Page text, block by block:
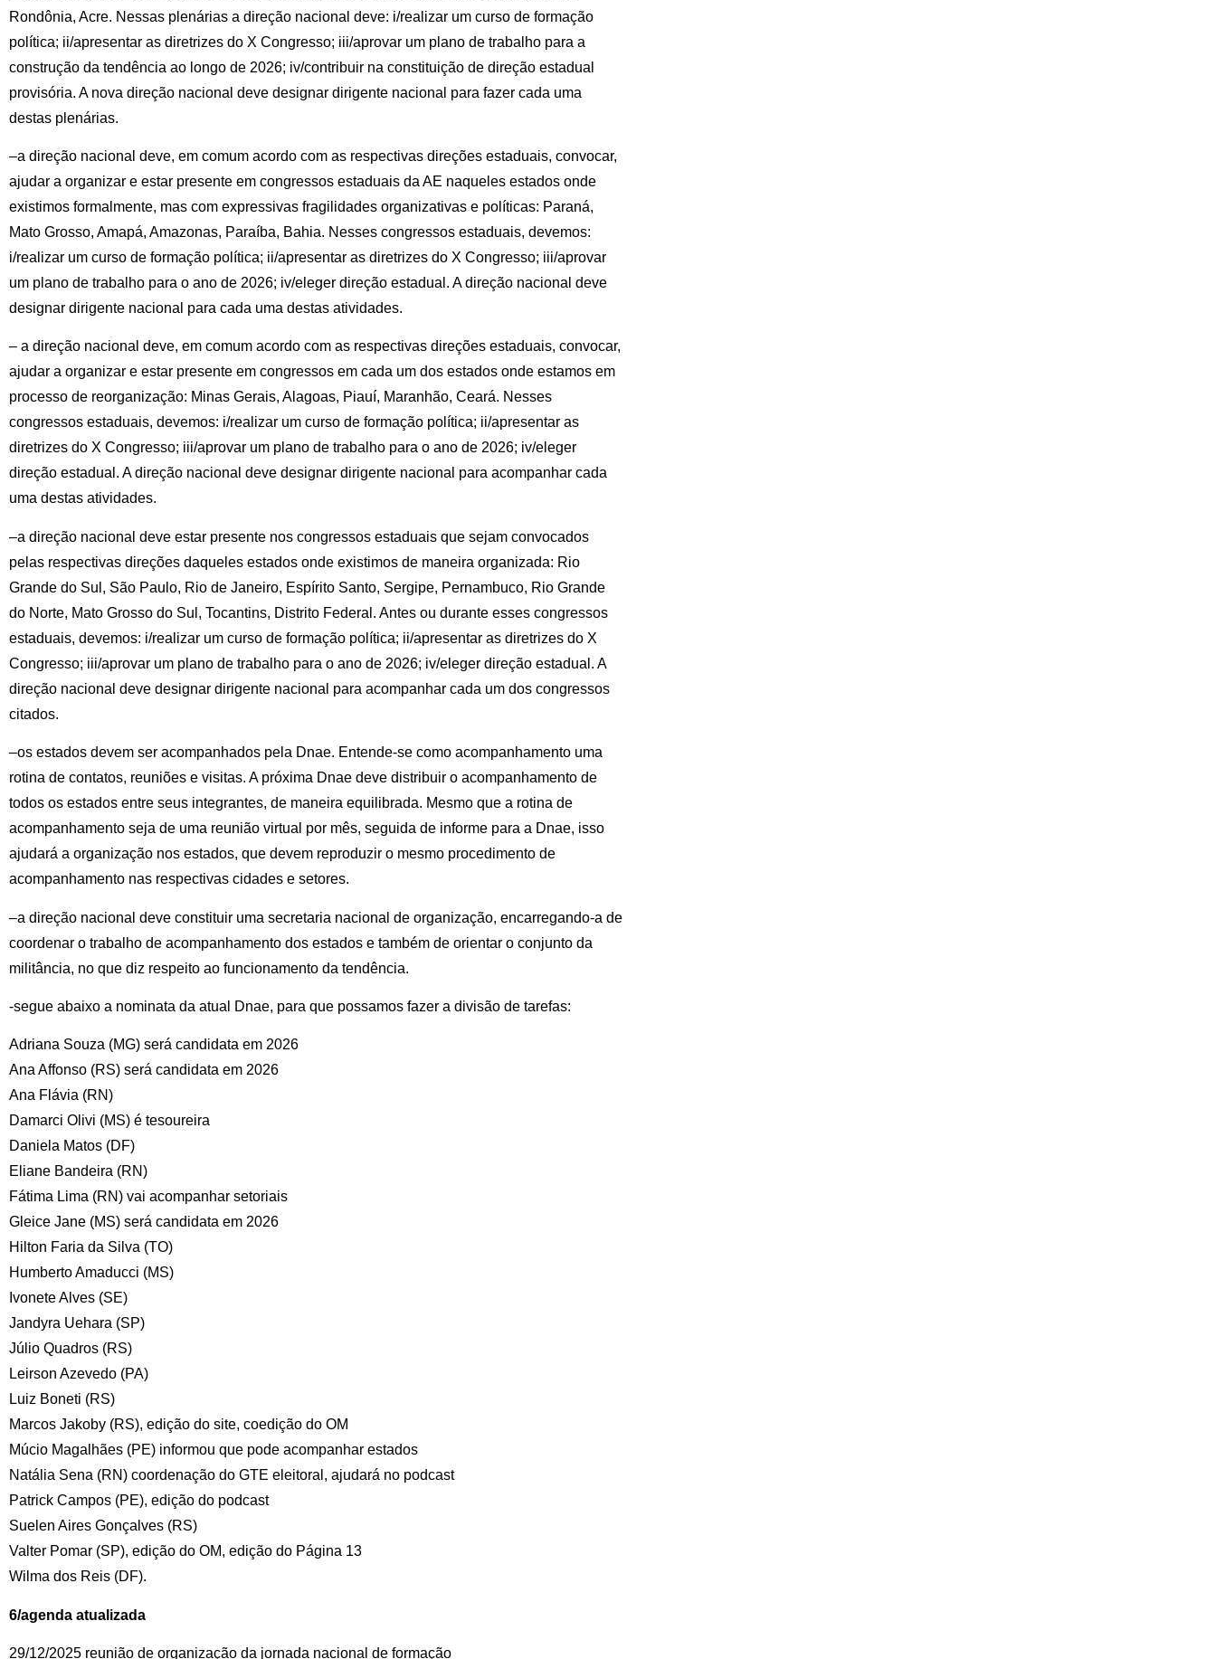
Rondônia, Acre. Nessas plenárias a direção nacional deve: i/realizar um curso de formação
política; ii/apresentar as diretrizes do X Congresso; iii/aprovar um plano de trabalho para a
construção da tendência ao longo de 2026; iv/contribuir na constituição de direção estadual
provisória. A nova direção nacional deve designar dirigente nacional para fazer cada uma
destas plenárias.
–a direção nacional deve, em comum acordo com as respectivas direções estaduais, convocar,
ajudar a organizar e estar presente em congressos estaduais da AE naqueles estados onde
existimos formalmente, mas com expressivas fragilidades organizativas e políticas: Paraná,
Mato Grosso, Amapá, Amazonas, Paraíba, Bahia. Nesses congressos estaduais, devemos:
i/realizar um curso de formação política; ii/apresentar as diretrizes do X Congresso; iii/aprovar
um plano de trabalho para o ano de 2026; iv/eleger direção estadual. A direção nacional deve
designar dirigente nacional para cada uma destas atividades.
– a direção nacional deve, em comum acordo com as respectivas direções estaduais, convocar,
ajudar a organizar e estar presente em congressos em cada um dos estados onde estamos em
processo de reorganização: Minas Gerais, Alagoas, Piauí, Maranhão, Ceará. Nesses
congressos estaduais, devemos: i/realizar um curso de formação política; ii/apresentar as
diretrizes do X Congresso; iii/aprovar um plano de trabalho para o ano de 2026; iv/eleger
direção estadual. A direção nacional deve designar dirigente nacional para acompanhar cada
uma destas atividades.
–a direção nacional deve estar presente nos congressos estaduais que sejam convocados
pelas respectivas direções daqueles estados onde existimos de maneira organizada: Rio
Grande do Sul, São Paulo, Rio de Janeiro, Espírito Santo, Sergipe, Pernambuco, Rio Grande
do Norte, Mato Grosso do Sul, Tocantins, Distrito Federal. Antes ou durante esses congressos
estaduais, devemos: i/realizar um curso de formação política; ii/apresentar as diretrizes do X
Congresso; iii/aprovar um plano de trabalho para o ano de 2026; iv/eleger direção estadual. A
direção nacional deve designar dirigente nacional para acompanhar cada um dos congressos
citados.
–os estados devem ser acompanhados pela Dnae. Entende-se como acompanhamento uma
rotina de contatos, reuniões e visitas. A próxima Dnae deve distribuir o acompanhamento de
todos os estados entre seus integrantes, de maneira equilibrada. Mesmo que a rotina de
acompanhamento seja de uma reunião virtual por mês, seguida de informe para a Dnae, isso
ajudará a organização nos estados, que devem reproduzir o mesmo procedimento de
acompanhamento nas respectivas cidades e setores.
–a direção nacional deve constituir uma secretaria nacional de organização, encarregando-a de
coordenar o trabalho de acompanhamento dos estados e também de orientar o conjunto da
militância, no que diz respeito ao funcionamento da tendência.
-segue abaixo a nominata da atual Dnae, para que possamos fazer a divisão de tarefas:
Adriana Souza (MG) será candidata em 2026
Ana Affonso (RS) será candidata em 2026
Ana Flávia (RN)
Damarci Olivi (MS) é tesoureira
Daniela Matos (DF)
Eliane Bandeira (RN)
Fátima Lima (RN) vai acompanhar setoriais
Gleice Jane (MS) será candidata em 2026
Hilton Faria da Silva (TO)
Humberto Amaducci (MS)
Ivonete Alves (SE)
Jandyra Uehara (SP)
Júlio Quadros (RS)
Leirson Azevedo (PA)
Luiz Boneti (RS)
Marcos Jakoby (RS), edição do site, coedição do OM
Múcio Magalhães (PE) informou que pode acompanhar estados
Natália Sena (RN) coordenação do GTE eleitoral, ajudará no podcast
Patrick Campos (PE), edição do podcast
Suelen Aires Gonçalves (RS)
Valter Pomar (SP), edição do OM, edição do Página 13
Wilma dos Reis (DF).
6/agenda atualizada
29/12/2025 reunião de organização da jornada nacional de formação